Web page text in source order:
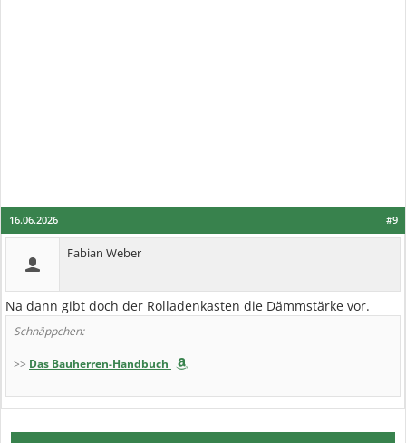
#9
16.06.2026
Fabian Weber
Na dann gibt doch der Rolladenkasten die Dämmstärke vor.
Schnäppchen:
>> Das Bauherren-Handbuch